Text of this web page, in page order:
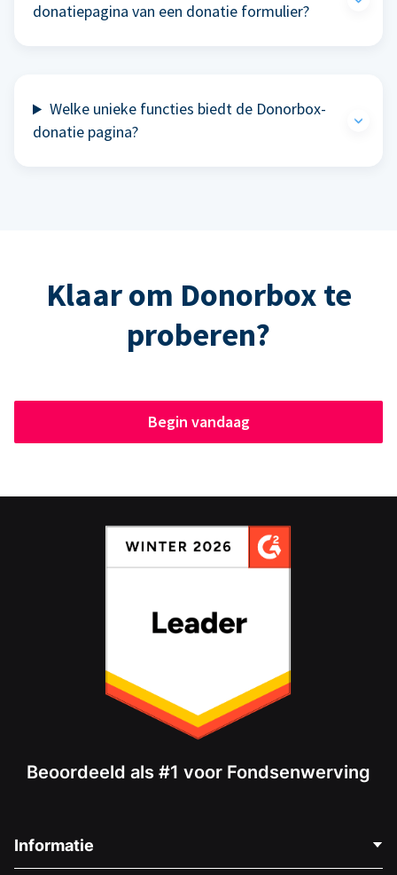
donatiepagina van een donatie formulier?
Welke unieke functies biedt de Donorbox-
donatie pagina?
Klaar om Donorbox te
proberen?
Begin vandaag
Beoordeeld als #1 voor Fondsenwerving
Informatie